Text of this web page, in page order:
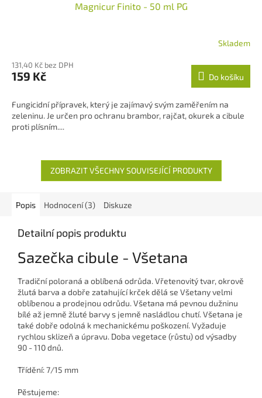
Magnicur Finito - 50 ml PG
produktu
je
z
hvězdiček.
Skladem
131,40 Kč bez DPH
159 Kč Do košíku
Fungicidní přípravek, který je zajímavý svým zaměřením na
zeleninu. Je určen pro ochranu brambor, rajčat, okurek a cibule
proti plísním....
ZOBRAZIT VŠECHNY SOUVISEJÍCÍ PRODUKTY
Popis Hodnocení (3) Diskuze
Detailní popis produktu
Sazečka cibule - Všetana
Tradiční poloraná a oblíbená odrůda. Vřetenovitý tvar, okrově
žlutá barva a dobře zatahující krček dělá se Všetany velmi
oblíbenou a prodejnou odrůdu. Všetana má pevnou dužninu
bílé až jemně žluté barvy s jemně nasládlou chutí. Všetana je
také dobře odolná k mechanickému poškození. Vyžaduje
rychlou sklizeň a úpravu. Doba vegetace (růstu) od výsadby
90 - 110 dnů.
Třídění: 7/15 mm
Pěstujeme: